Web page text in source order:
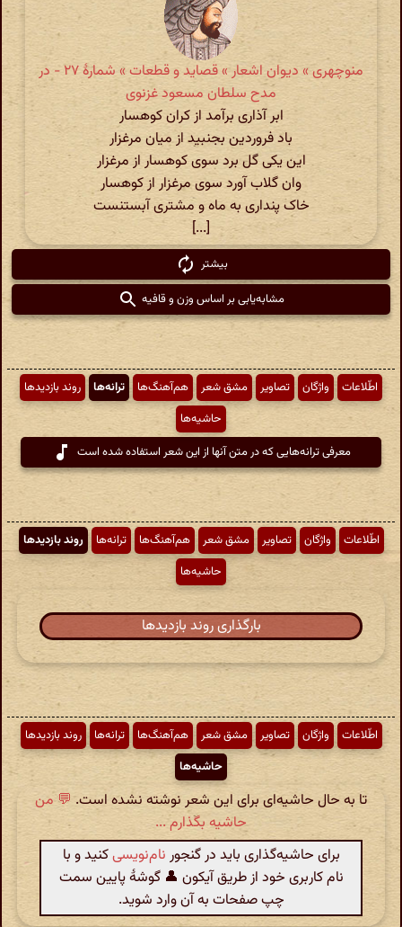
منوچهری » دیوان اشعار » قصاید و قطعات » شمارهٔ ۲۷ - در
مدح سلطان مسعود غزنوی
ابر آذاری برآمد از کران کوهسار
باد فروردین بجنبید از میان مرغزار
این یکی گل برد سوی کوهسار از مرغزار
وان گلاب آورد سوی مرغزار از کوهسار
خاک پنداری به ماه و مشتری آبستنست
[...]
بیشتر
مشابه‌یابی بر اساس وزن و قافیه
اطّلاعات واژگان تصاویر مشق شعر هم‌آهنگ‌ها ترانه‌ها
روند بازدیدها
حاشیه‌ها
معرفی ترانه‌هایی که در متن آنها از این شعر استفاده شده است
اطّلاعات واژگان تصاویر مشق شعر هم‌آهنگ‌ها ترانه‌ها
روند بازدیدها
حاشیه‌ها
بارگذاری روند بازدیدها
اطّلاعات واژگان تصاویر مشق شعر هم‌آهنگ‌ها ترانه‌ها
روند بازدیدها
حاشیه‌ها
تا به حال حاشیه‌ای برای این شعر نوشته نشده است. 💬 من
حاشیه بگذارم ...
برای حاشیه‌گذاری باید در گنجور نام‌نویسیکنید و با
نام کاربری خود از طریق آیکون 👤 گوشهٔ پایین سمت
چپ صفحات به آن وارد شوید.